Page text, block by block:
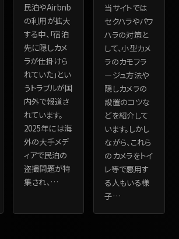
民泊やAirbnb
の利用が拡大
する中、「宿泊
先に隠しカメ
ラが仕掛けら
れていた」とい
うトラブルが国
内外で報道さ
れています。
2025年には海
外の大手メデ
ィアで民泊の
盗撮問題が特
集され、…
当サイトでは
セクハラやパワ
ハラの対策と
して、小型カメ
ラのカモフラ
ージュ方法や
隠しカメラの
設置のコツな
どを紹介して
います。しかし
ながら、これら
のカメラをトイ
レ等で悪用す
る人もいる様
子…